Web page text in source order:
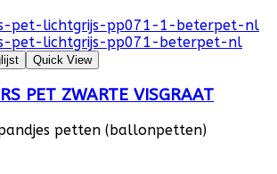
Quick View
PET ZWARTE VISGRAAT
petten (ballonpetten)